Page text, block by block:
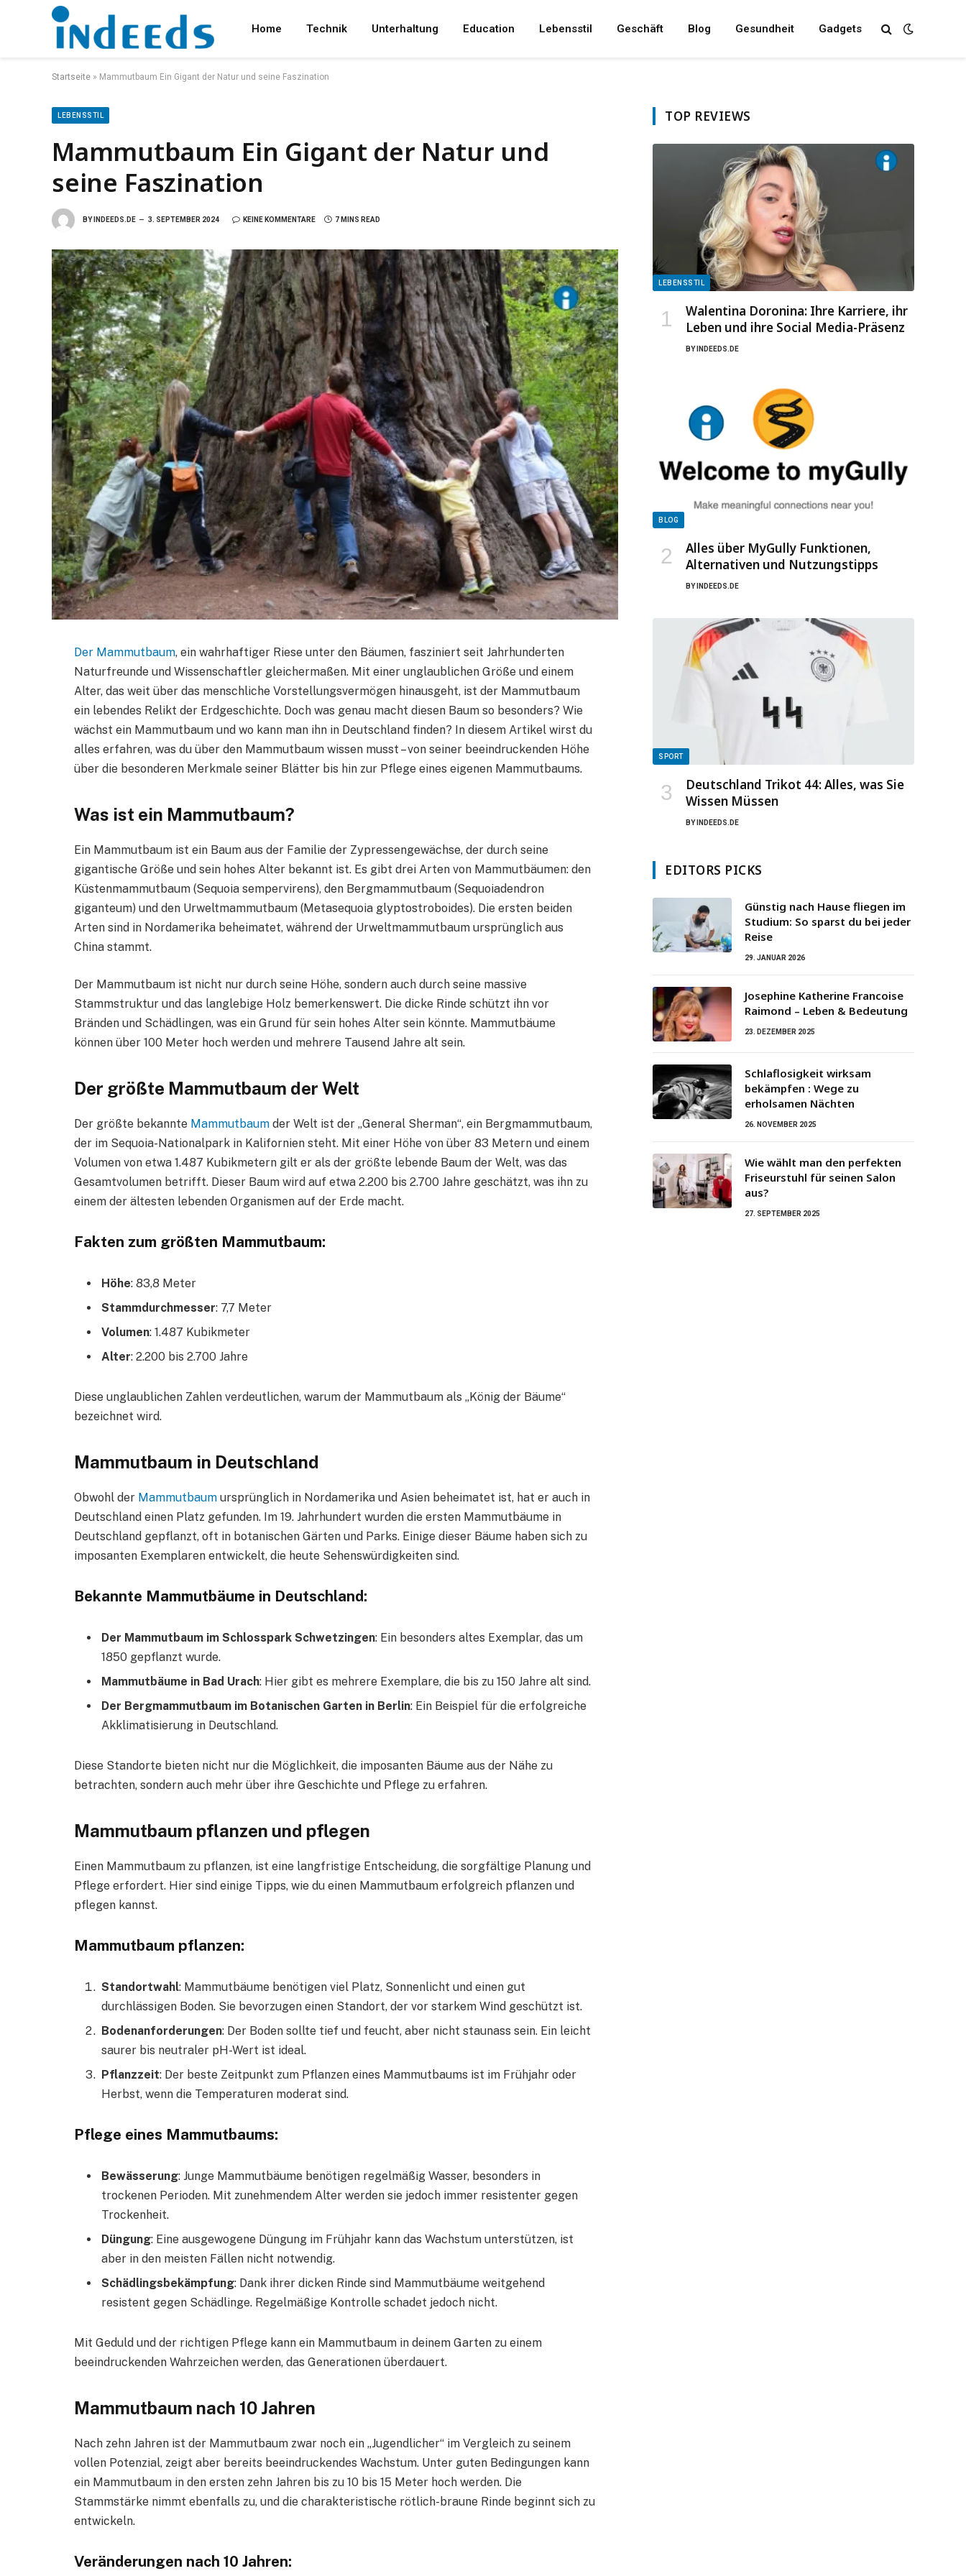
Home Technik Unterhaltung Education Lebensstil Geschäft Blog Gesundheit Gadgets
Startseite » Mammutbaum Ein Gigant der Natur und seine Faszination
LEBENSSTIL
Mammutbaum Ein Gigant der Natur und
seine Faszination
BY INDEEDS.DE 3. SEPTEMBER 2024 KEINE KOMMENTARE 7 MINS READ
Der Mammutbaum, ein wahrhaftiger Riese unter den Bäumen, fasziniert seit Jahrhunderten
Naturfreunde und Wissenschaftler gleichermaßen. Mit einer unglaublichen Größe und einem
Alter, das weit über das menschliche Vorstellungsvermögen hinausgeht, ist der Mammutbaum
ein lebendes Relikt der Erdgeschichte. Doch was genau macht diesen Baum so besonders? Wie
wächst ein Mammutbaum und wo kann man ihn in Deutschland finden? In diesem Artikel wirst du
alles erfahren, was du über den Mammutbaum wissen musst – von seiner beeindruckenden Höhe
über die besonderen Merkmale seiner Blätter bis hin zur Pflege eines eigenen Mammutbaums.
Was ist ein Mammutbaum?
Ein Mammutbaum ist ein Baum aus der Familie der Zypressengewächse, der durch seine
gigantische Größe und sein hohes Alter bekannt ist. Es gibt drei Arten von Mammutbäumen: den
Küstenmammutbaum (Sequoia sempervirens), den Bergmammutbaum (Sequoiadendron
giganteum) und den Urweltmammutbaum (Metasequoia glyptostroboides). Die ersten beiden
Arten sind in Nordamerika beheimatet, während der Urweltmammutbaum ursprünglich aus
China stammt.
Der Mammutbaum ist nicht nur durch seine Höhe, sondern auch durch seine massive
Stammstruktur und das langlebige Holz bemerkenswert. Die dicke Rinde schützt ihn vor
Bränden und Schädlingen, was ein Grund für sein hohes Alter sein könnte. Mammutbäume
können über 100 Meter hoch werden und mehrere Tausend Jahre alt sein.
Der größte Mammutbaum der Welt
Der größte bekannte Mammutbaum der Welt ist der „General Sherman“, ein Bergmammutbaum,
der im Sequoia-Nationalpark in Kalifornien steht. Mit einer Höhe von über 83 Metern und einem
Volumen von etwa 1.487 Kubikmetern gilt er als der größte lebende Baum der Welt, was das
Gesamtvolumen betrifft. Dieser Baum wird auf etwa 2.200 bis 2.700 Jahre geschätzt, was ihn zu
einem der ältesten lebenden Organismen auf der Erde macht.
Fakten zum größten Mammutbaum:
Höhe: 83,8 Meter
Stammdurchmesser: 7,7 Meter
Volumen: 1.487 Kubikmeter
Alter: 2.200 bis 2.700 Jahre
Diese unglaublichen Zahlen verdeutlichen, warum der Mammutbaum als „König der Bäume“
bezeichnet wird.
Mammutbaum in Deutschland
Obwohl der Mammutbaum ursprünglich in Nordamerika und Asien beheimatet ist, hat er auch in
Deutschland einen Platz gefunden. Im 19. Jahrhundert wurden die ersten Mammutbäume in
Deutschland gepflanzt, oft in botanischen Gärten und Parks. Einige dieser Bäume haben sich zu
imposanten Exemplaren entwickelt, die heute Sehenswürdigkeiten sind.
Bekannte Mammutbäume in Deutschland:
Der Mammutbaum im Schlosspark Schwetzingen: Ein besonders altes Exemplar, das um
1850 gepflanzt wurde.
Mammutbäume in Bad Urach: Hier gibt es mehrere Exemplare, die bis zu 150 Jahre alt sind.
Der Bergmammutbaum im Botanischen Garten in Berlin: Ein Beispiel für die erfolgreiche
Akklimatisierung in Deutschland.
Diese Standorte bieten nicht nur die Möglichkeit, die imposanten Bäume aus der Nähe zu
betrachten, sondern auch mehr über ihre Geschichte und Pflege zu erfahren.
Mammutbaum pflanzen und pflegen
Einen Mammutbaum zu pflanzen, ist eine langfristige Entscheidung, die sorgfältige Planung und
Pflege erfordert. Hier sind einige Tipps, wie du einen Mammutbaum erfolgreich pflanzen und
pflegen kannst.
Mammutbaum pflanzen:
Standortwahl: Mammutbäume benötigen viel Platz, Sonnenlicht und einen gut
durchlässigen Boden. Sie bevorzugen einen Standort, der vor starkem Wind geschützt ist.
Bodenanforderungen: Der Boden sollte tief und feucht, aber nicht staunass sein. Ein leicht
saurer bis neutraler pH-Wert ist ideal.
Pflanzzeit: Der beste Zeitpunkt zum Pflanzen eines Mammutbaums ist im Frühjahr oder
Herbst, wenn die Temperaturen moderat sind.
Pflege eines Mammutbaums:
Bewässerung: Junge Mammutbäume benötigen regelmäßig Wasser, besonders in
trockenen Perioden. Mit zunehmendem Alter werden sie jedoch immer resistenter gegen
Trockenheit.
Düngung: Eine ausgewogene Düngung im Frühjahr kann das Wachstum unterstützen, ist
aber in den meisten Fällen nicht notwendig.
Schädlingsbekämpfung: Dank ihrer dicken Rinde sind Mammutbäume weitgehend
resistent gegen Schädlinge. Regelmäßige Kontrolle schadet jedoch nicht.
Mit Geduld und der richtigen Pflege kann ein Mammutbaum in deinem Garten zu einem
beeindruckenden Wahrzeichen werden, das Generationen überdauert.
Mammutbaum nach 10 Jahren
Nach zehn Jahren ist der Mammutbaum zwar noch ein „Jugendlicher“ im Vergleich zu seinem
vollen Potenzial, zeigt aber bereits beeindruckendes Wachstum. Unter guten Bedingungen kann
ein Mammutbaum in den ersten zehn Jahren bis zu 10 bis 15 Meter hoch werden. Die
Stammstärke nimmt ebenfalls zu, und die charakteristische rötlich-braune Rinde beginnt sich zu
entwickeln.
Veränderungen nach 10 Jahren:
TOP REVIEWS
LEBENSSTIL
Walentina Doronina: Ihre Karriere, ihr
Leben und ihre Social Media-Präsenz
BY INDEEDS.DE
BLOG
Alles über MyGully Funktionen,
Alternativen und Nutzungstipps
BY INDEEDS.DE
SPORT
Deutschland Trikot 44: Alles, was Sie
Wissen Müssen
BY INDEEDS.DE
EDITORS PICKS
Günstig nach Hause fliegen im
Studium: So sparst du bei jeder
Reise
29. JANUAR 2026
Josephine Katherine Francoise
Raimond – Leben & Bedeutung
23. DEZEMBER 2025
Schlaflosigkeit wirksam
bekämpfen : Wege zu
erholsamen Nächten
26. NOVEMBER 2025
Wie wählt man den perfekten
Friseurstuhl für seinen Salon
aus?
27. SEPTEMBER 2025